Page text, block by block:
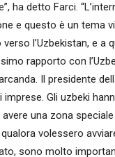
ha detto Farci.
e questo è un tema
l’Uzbekistan, e
rapporto con
Il presidente
Gli uzbeki
una zona
volessero
sono molto